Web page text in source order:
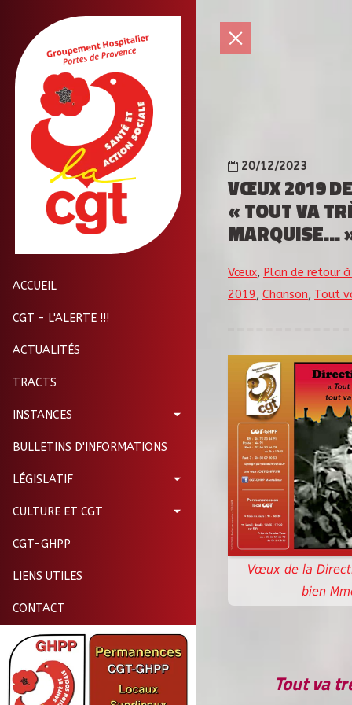
ACCUEIL
CGT - L'ALERTE !!!
ACTUALITÉS
TRACTS
INSTANCES
BULLETINS D'INFORMATIONS
LÉGISLATIF
CULTURE ET CGT
CGT-GHPP
LIENS UTILES
CONTACT
20/12/2023
VŒUX 2019
« TOUT VA
MARQUISE…
Vœux, Plan de retour
2019, Chanson, Tout
Vœux de la
bien
Tout va